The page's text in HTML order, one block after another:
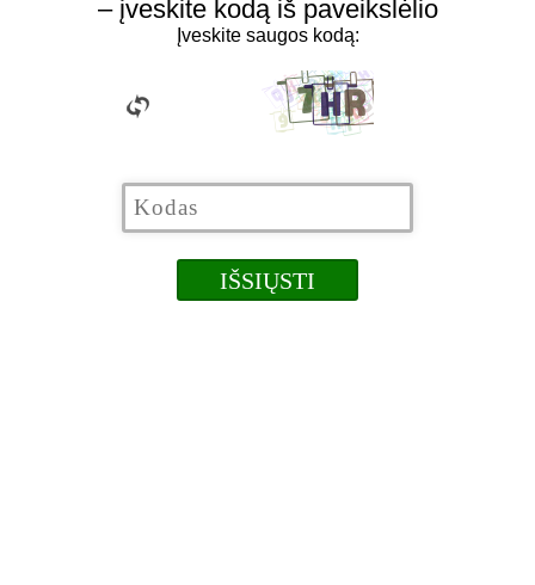
– įveskite kodą iš paveikslėlio
Įveskite saugos kodą: